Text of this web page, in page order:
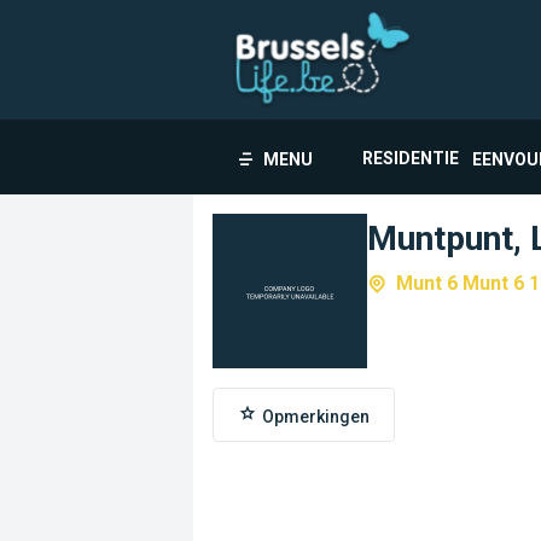
MENU RESIDENTIE
Muntpunt,
Munt 6 Munt 6
Opmerkingen